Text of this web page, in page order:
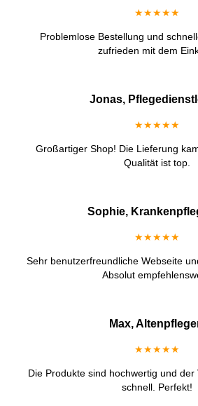
★★★★★
Problemlose Bestellung und
zufrieden mit dem
Jonas,
★★★★★
Großartiger Shop! Die Lieferung
Qualität ist top.
Sophie,
★★★★★
Sehr benutzerfreundliche Webseite
Absolut
Max,
★★★★★
Die Produkte sind hochwertig und der
schnell. Perfekt!